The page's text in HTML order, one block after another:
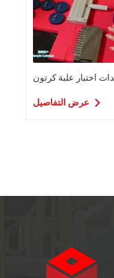
اختبار علبة كرتون
عرض التفاصيل